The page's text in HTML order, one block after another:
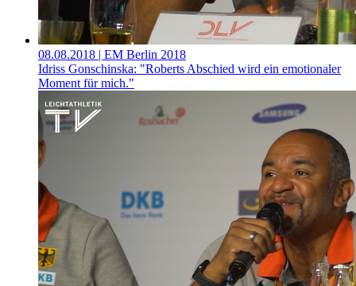
08.08.2018 | EM Berlin 2018
Idriss Gonschinska: "Roberts Abschied wird ein emotionaler
Moment für mich."